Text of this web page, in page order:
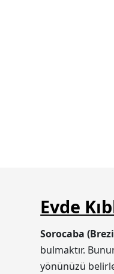
Evde
Sorocaba
bulmaktır.
yönünüzü